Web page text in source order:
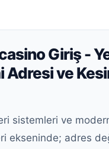
Giriş -
Adresi ve
sistemleri ve
ekseninde; adres